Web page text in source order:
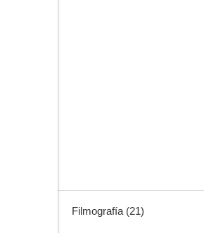
Filmografía (21)